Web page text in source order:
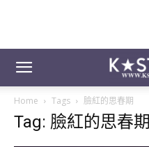
Home Tags 臉紅的思春期
Tag: 臉紅的思春期